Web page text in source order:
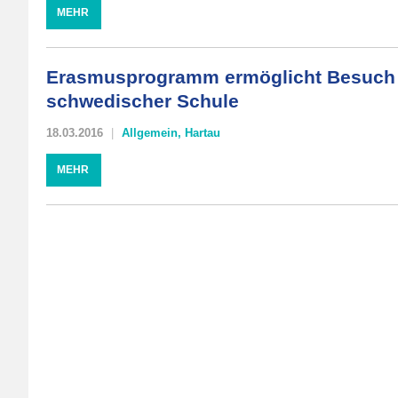
MEHR
Erasmusprogramm ermöglicht
schwedischer Schule
18.03.2016 Allgemein, Hartau
MEHR